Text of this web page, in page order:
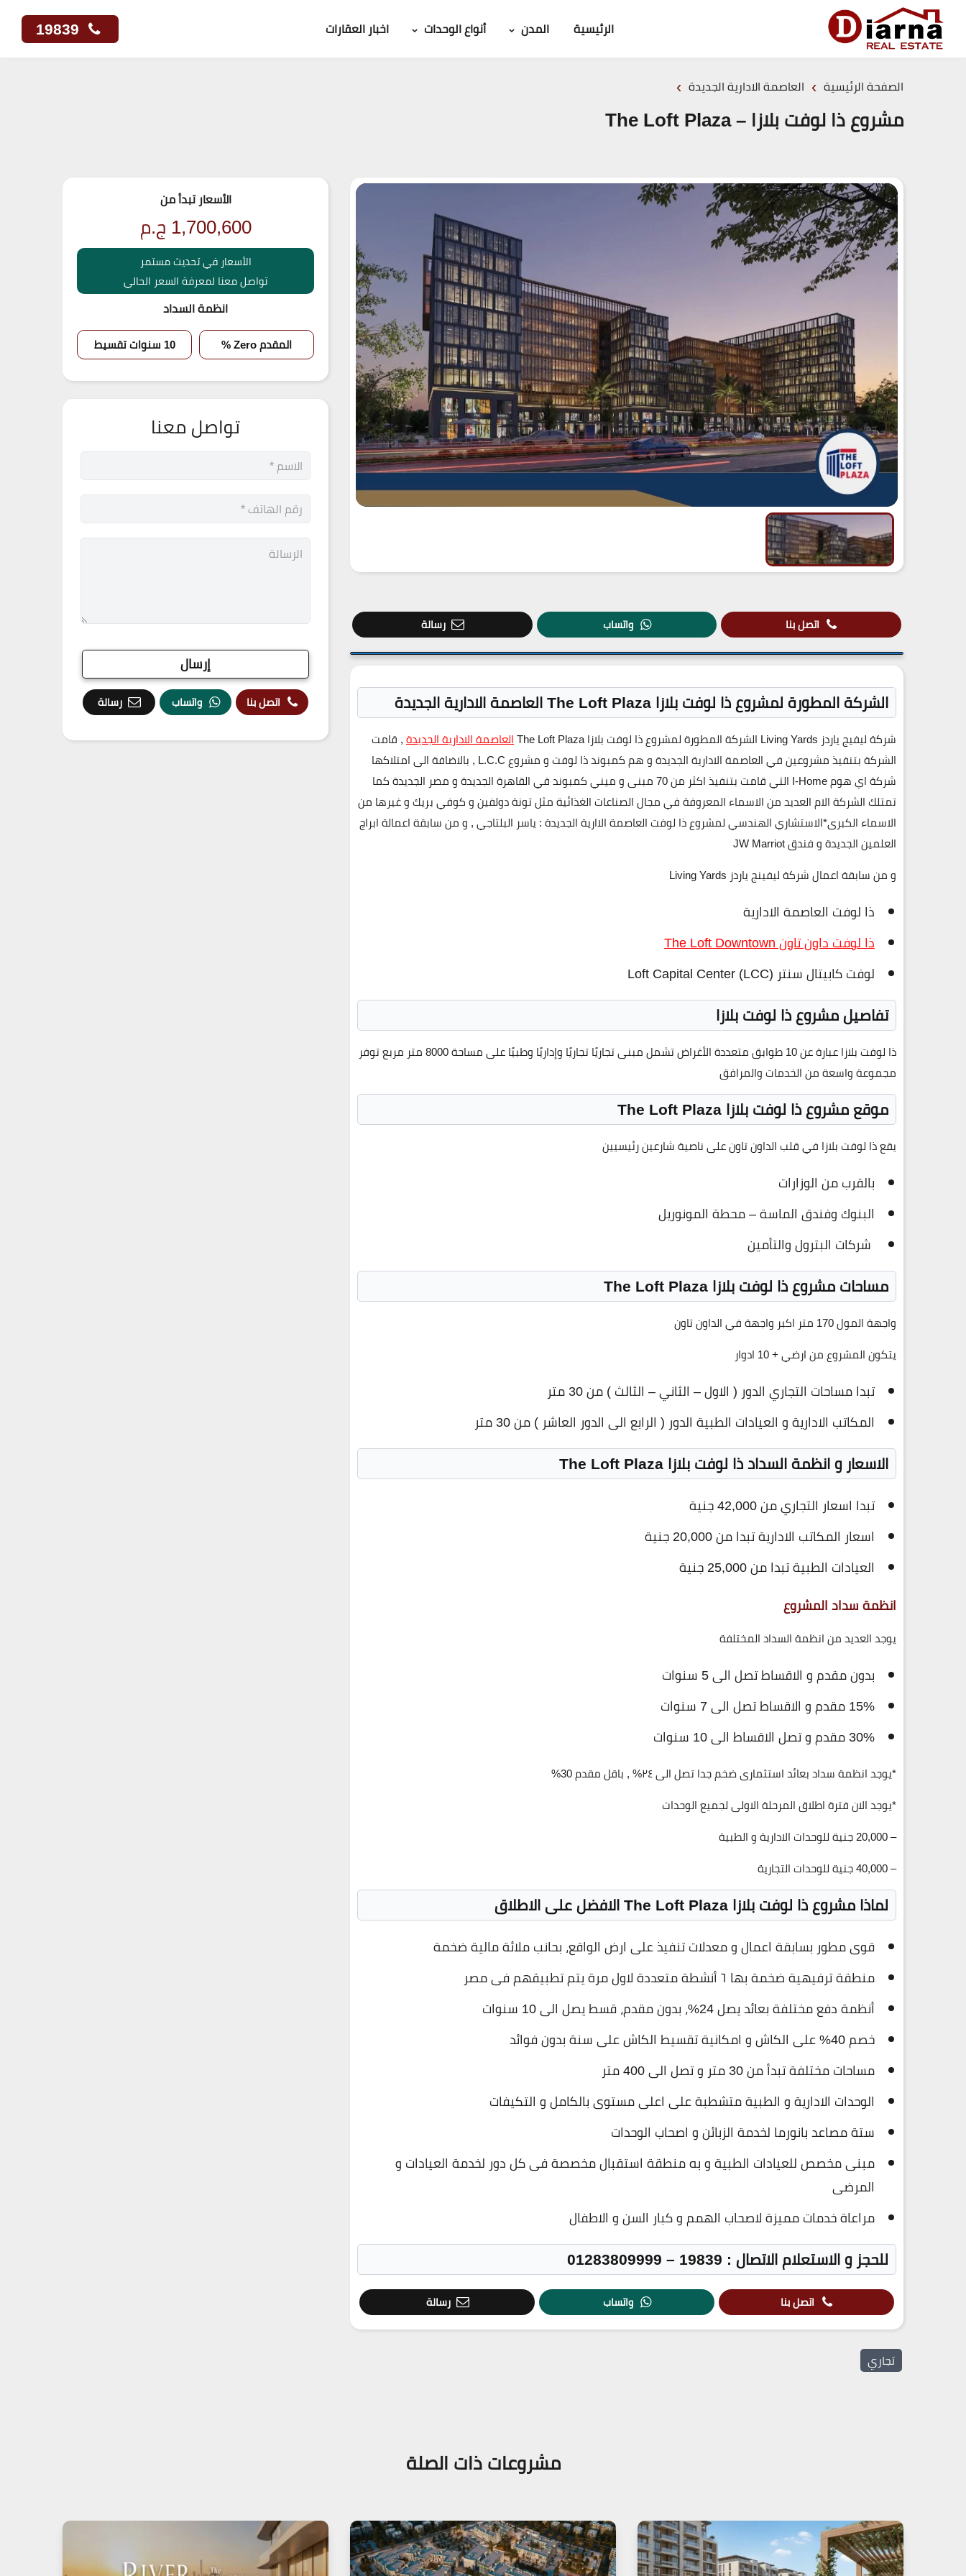
الرئيسية المدن أنواع الوحدات اخبار العقارات
الصفحة الرئيسية › العاصمة الادارية الجديدة ›
مشروع ذا لوفت بلازا – The Loft Plaza
اتصل بنا واتساب رسالة
الشركة المطورة لمشروع ذا لوفت بلازا The Loft Plaza العاصمة الادارية الجديدة
شركة ليفيج ياردز Living Yards الشركة المطورة لمشروع ذا لوفت بلازا The Loft Plaza العاصمة الادارية الجديدة, قامت
الشركة بتنفيذ مشروعين في العاصمة الادارية الجديدة و هم كمبوند ذا لوفت و مشروع L.C.C , بالاضافة الى امتلاكها
شركة اي هوم I-Home التي قامت بتنفيذ اكثر من 70 مبنى و ميني كمبوند في القاهرة الجديدة و مصر الجديدة كما
تمتلك الشركة الام العديد من الاسماء المعروفة في مجال الصناعات الغذائية مثل تونة دولفين و كوفي بريك و غيرها من
الاسماء الكبرى*الاستشاري الهندسي لمشروع ذا لوفت العاصمة الاارية الجديدة : ياسر البلتاجي , و من سابقة اعمالة ابراج
العلمين الجديدة و فندق JW Marriot
و من سابقة اعمال شركة ليفينج ياردز Living Yards
ذا لوفت العاصمة الادارية
ذا لوفت داون تاون The Loft Downtown
لوفت كابيتال سنتر Loft Capital Center (LCC)
تفاصيل مشروع ذا لوفت بلازا
ذا لوفت بلازا عبارة عن 10 طوابق متعددة الأغراض تشمل مبنى تجاريًا تجاريًا وإداريًا وطبيًا على مساحة 8000 متر مربع توفر
مجموعة واسعة من الخدمات والمرافق
موقع مشروع ذا لوفت بلازا The Loft Plaza
يقع ذا لوفت بلازا في قلب الداون تاون على ناصية شارعين رئيسيين
بالقرب من الوزارات
البنوك وفندق الماسة – محطة المونوريل
شركات البترول والتأمين
مساحات مشروع ذا لوفت بلازا The Loft Plaza
واجهة المول 170 متر اكبر واجهة في الداون تاون
يتكون المشروع من ارضي + 10 ادوار
تبدا مساحات التجاري الدور ( الاول – الثاني – الثالث ) من 30 متر
المكاتب الادارية و العيادات الطبية الدور ( الرابع الى الدور العاشر ) من 30 متر
الاسعار و انظمة السداد ذا لوفت بلازا The Loft Plaza
تبدا اسعار التجاري من 42,000 جنية
اسعار المكاتب الادارية تبدا من 20,000 جنية
العيادات الطبية تبدا من 25,000 جنية
انظمة سداد المشروع
يوجد العديد من انظمة السداد المختلفة
بدون مقدم و الاقساط تصل الى 5 سنوات
15% مقدم و الاقساط تصل الى 7 سنوات
30% مقدم و تصل الاقساط الى 10 سنوات
*يوجد انظمة سداد بعائد استثمارى ضخم جدا تصل الى ٢٤% , باقل مقدم 30%
*يوجد الان فترة اطلاق المرحلة الاولى لجميع الوحدات
– 20,000 جنية للوحدات الادارية و الطبية
– 40,000 جنية للوحدات التجارية
لماذا مشروع ذا لوفت بلازا The Loft Plaza الافضل على الاطلاق
قوى مطور بسابقة اعمال و معدلات تنفيذ على ارض الواقع، بحانب ملائة مالية ضخمة
منطقة ترفيهية ضخمة بها ٦ أنشطة متعددة لاول مرة يتم تطبيقهم فى مصر
أنظمة دفع مختلفة بعائد يصل 24%، بدون مقدم، قسط يصل الى 10 سنوات
خصم 40% على الكاش و امكانية تقسيط الكاش على سنة بدون فوائد
مساحات مختلفة تبدأ من 30 متر و تصل الى 400 متر
الوحدات الادارية و الطبية متشطبة على اعلى مستوى بالكامل و التكيفات
ستة مصاعد بانورما لخدمة الزبائن و اصحاب الوحدات
مبنى مخصص للعيادات الطبية و به منطقة استقبال مخصصة فى كل دور لخدمة العيادات و
المرضى
مراعاة خدمات مميزة لاصحاب الهمم و كبار السن و الاطفال
للحجز و الاستعلام الاتصال : 19839 – 01283809999
اتصل بنا واتساب رسالة
تجاري
الأسعار تبدأ من
1,700,600 ج.م
الأسعار في تحديث مستمر
تواصل معنا لمعرفة السعر الحالي
انظمة السداد
المقدم Zero % 10 سنوات تقسيط
تواصل معنا
اتصل بنا واتساب رسالة
مشروعات ذات الصلة